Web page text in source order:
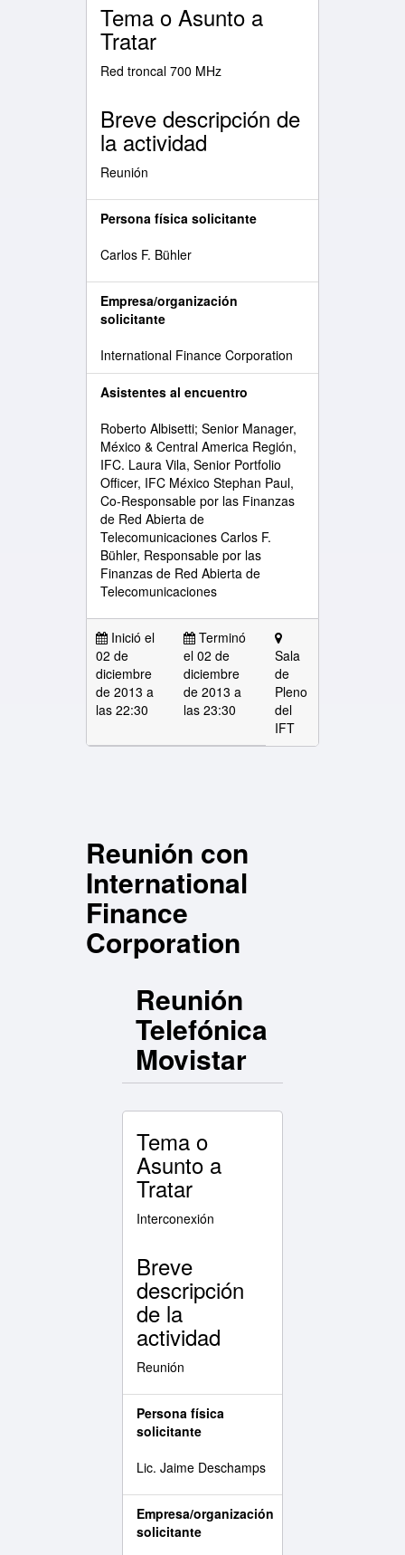
Tema o Asunto a
Tratar
Red troncal 700 MHz
Breve descripción de
la actividad
Reunión
Persona física solicitante
Carlos F. Bühler
Empresa/organización
solicitante
International Finance Corporation
Asistentes al encuentro
Roberto Albisetti; Senior Manager,
México & Central America Región,
IFC. Laura Vila, Senior Portfolio
Officer, IFC México Stephan Paul,
Co-Responsable por las Finanzas
de Red Abierta de
Telecomunicaciones Carlos F.
Bühler, Responsable por las
Finanzas de Red Abierta de
Telecomunicaciones
Inició el
02 de
diciembre
de 2013 a
las 22:30
Terminó
el 02 de
diciembre
de 2013 a
las 23:30
Sala
de
Pleno
del
IFT
Reunión con
International
Finance
Corporation
Reunión
Telefónica
Movistar
Tema o
Asunto a
Tratar
Interconexión
Breve
descripción
de la
actividad
Reunión
Persona física
solicitante
Lic. Jaime Deschamps
Empresa/organización
solicitante